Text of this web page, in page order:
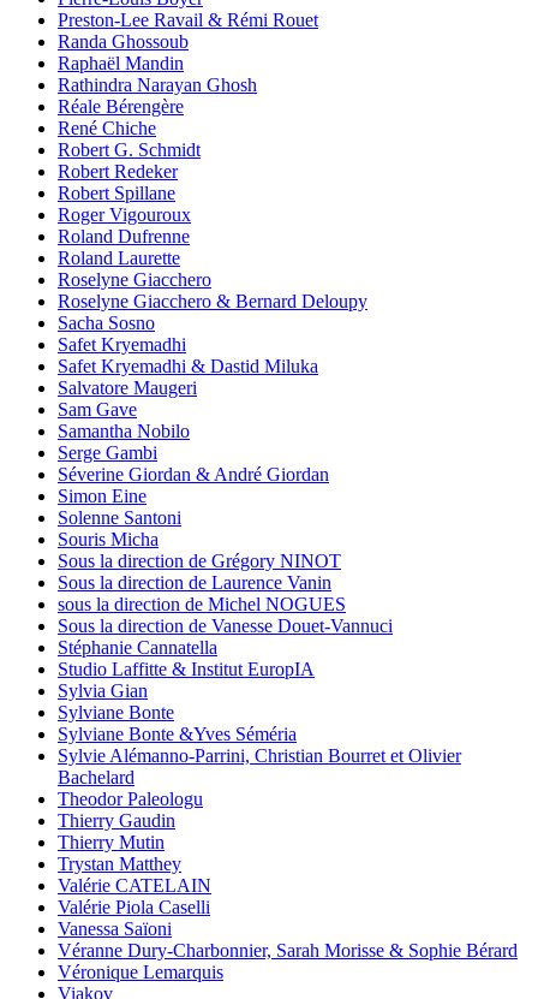
Preston-Lee Ravail & Rémi Rouet
Randa Ghossoub
Raphaël Mandin
Rathindra Narayan Ghosh
Réale Bérengère
René Chiche
Robert G. Schmidt
Robert Redeker
Robert Spillane
Roger Vigouroux
Roland Dufrenne
Roland Laurette
Roselyne Giacchero
Roselyne Giacchero & Bernard Deloupy
Sacha Sosno
Safet Kryemadhi
Safet Kryemadhi & Dastid Miluka
Salvatore Maugeri
Sam Gave
Samantha Nobilo
Serge Gambi
Séverine Giordan & André Giordan
Simon Eine
Solenne Santoni
Souris Micha
Sous la direction de Grégory NINOT
Sous la direction de Laurence Vanin
sous la direction de Michel NOGUES
Sous la direction de Vanesse Douet-Vannuci
Stéphanie Cannatella
Studio Laffitte & Institut EuropIA
Sylvia Gian
Sylviane Bonte
Sylviane Bonte &Yves Séméria
Sylvie Alémanno-Parrini, Christian Bourret et Olivier
Bachelard
Theodor Paleologu
Thierry Gaudin
Thierry Mutin
Trystan Matthey
Valérie CATELAIN
Valérie Piola Caselli
Vanessa Saïoni
Véranne Dury-Charbonnier, Sarah Morisse & Sophie Bérard
Véronique Lemarquis
Viakov